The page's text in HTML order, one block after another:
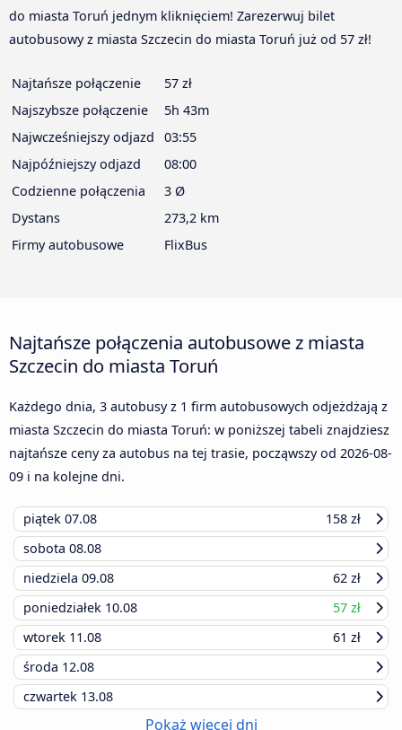
do miasta Toruń jednym kliknięciem! Zarezerwuj bilet
autobusowy z miasta Szczecin do miasta Toruń już od 57 zł!
Najtańsze połączenie
57 zł
Najszybsze połączenie
5h 43m
Najwcześniejszy odjazd
03:55
Najpóźniejszy odjazd
08:00
Codzienne połączenia
3 Ø
Dystans
273,2 km
Firmy autobusowe
FlixBus
Najtańsze połączenia autobusowe z miasta
Szczecin do miasta Toruń
Każdego dnia, 3 autobusy z 1 firm autobusowych odjeżdżają z
miasta Szczecin do miasta Toruń: w poniższej tabeli znajdziesz
najtańsze ceny za autobus na tej trasie, począwszy od 2026-08-
09 i na kolejne dni.
piątek 07.08
158 zł
sobota 08.08
niedziela 09.08
62 zł
poniedziałek 10.08
57 zł
wtorek 11.08
61 zł
środa 12.08
czwartek 13.08
Pokaż więcej dni